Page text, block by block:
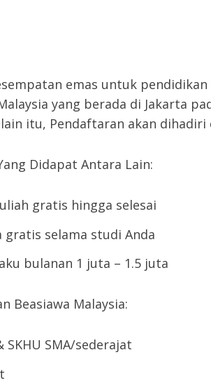
emas untuk
yang berada di Jakarta
itu, Pendaftaran akan
Didapat Antara Lain:
gratis hingga selesai
gratis selama studi Anda
bulanan 1 juta – 1.5 juta
Beasiawa Malaysia:
SKHU SMA/sederajat